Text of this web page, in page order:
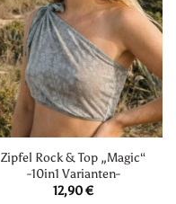
Zipfel Rock & Top „Magic“
-10in1 Varianten-
12,90€